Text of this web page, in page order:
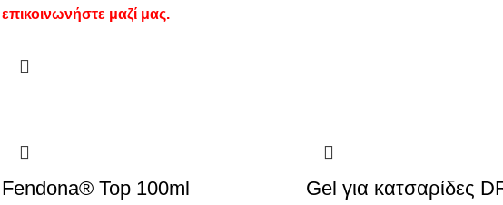
επικοινωνήστε μαζί μας.
Fendona® Top 100ml
Gel για κατσαρίδες